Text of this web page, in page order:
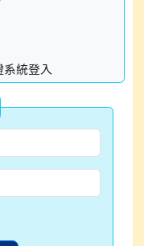
統登入